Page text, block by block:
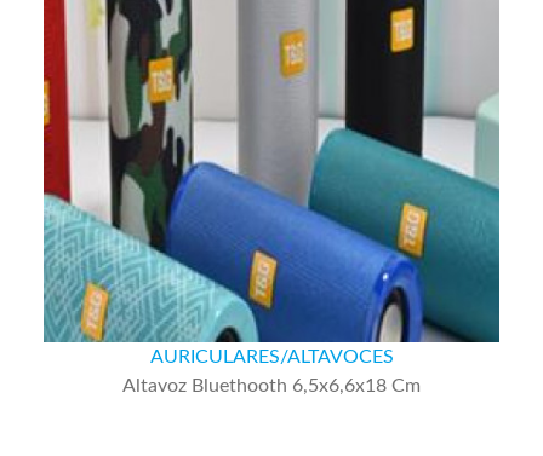
AURICULARES/ALTAVOCES
Altavoz Bluethooth 6,5x6,6x18 Cm